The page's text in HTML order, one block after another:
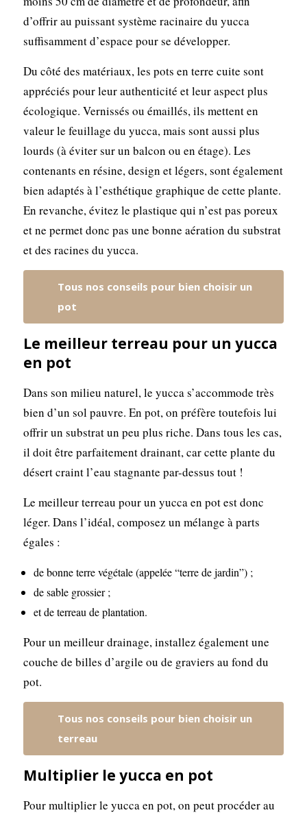
d’offrir au puissant système racinaire du yucca
suffisamment d’espace pour se développer.
Du côté des matériaux, les pots en terre cuite sont
appréciés pour leur authenticité et leur aspect plus
écologique. Vernissés ou émaillés, ils mettent en
valeur le feuillage du yucca, mais sont aussi plus
lourds (à éviter sur un balcon ou en étage). Les
contenants en résine, design et légers, sont également
bien adaptés à l’esthétique graphique de cette plante.
En revanche, évitez le plastique qui n’est pas poreux
et ne permet donc pas une bonne aération du substrat
et des racines du yucca.
Tous nos conseils pour bien choisir un
pot
Le meilleur terreau pour un yucca
en pot
Dans son milieu naturel, le yucca s’accommode très
bien d’un sol pauvre. En pot, on préfère toutefois lui
offrir un substrat un peu plus riche. Dans tous les cas,
il doit être parfaitement drainant, car cette plante du
désert craint l’eau stagnante par-dessus tout !
Le meilleur terreau pour un yucca en pot est donc
léger. Dans l’idéal, composez un mélange à parts
égales :
de bonne terre végétale (appelée “terre de jardin”) ;
de sable grossier ;
et de terreau de plantation.
Pour un meilleur drainage, installez également une
couche de billes d’argile ou de graviers au fond du
pot.
Tous nos conseils pour bien choisir un
terreau
Multiplier le yucca en pot
Pour multiplier le yucca en pot, on peut procéder au